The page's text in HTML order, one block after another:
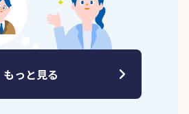
もっと見る